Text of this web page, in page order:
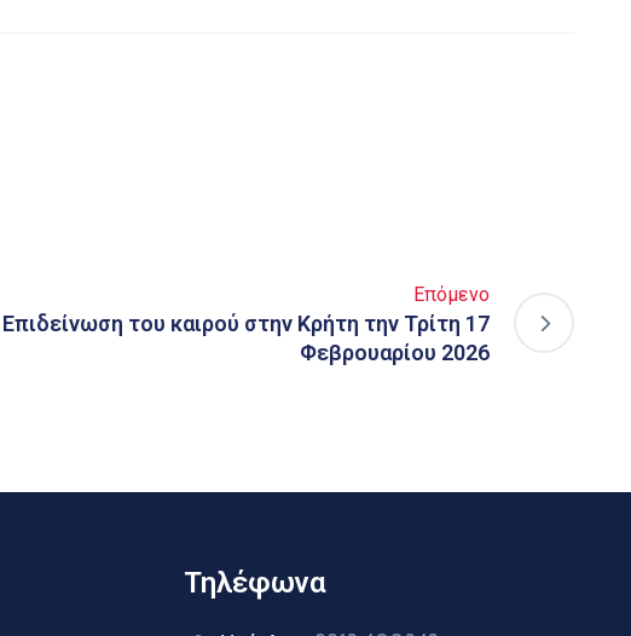
Επόμενο
Επιδείνωση του καιρού στην Κρήτη την Τρίτη 17
Φεβρουαρίου 2026
Τηλέφωνα